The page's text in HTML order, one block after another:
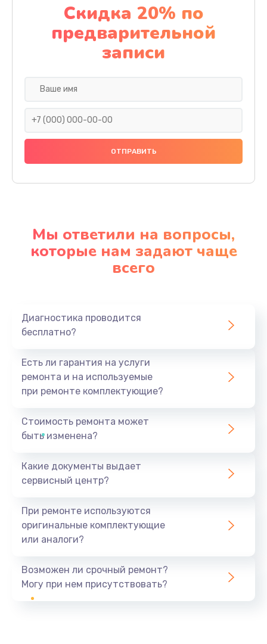
Скидка 20% по
предварительной
записи
Мы ответили на вопросы,
которые нам задают чаще
всего
Диагностика проводится
бесплатно?
Есть ли гарантия на услуги
ремонта и на используемые
при ремонте комплектующие?
Стоимость ремонта может
быть изменена?
Какие документы выдает
сервисный центр?
При ремонте используются
оригинальные комплектующие
или аналоги?
Возможен ли срочный ремонт?
Могу при нем присутствовать?